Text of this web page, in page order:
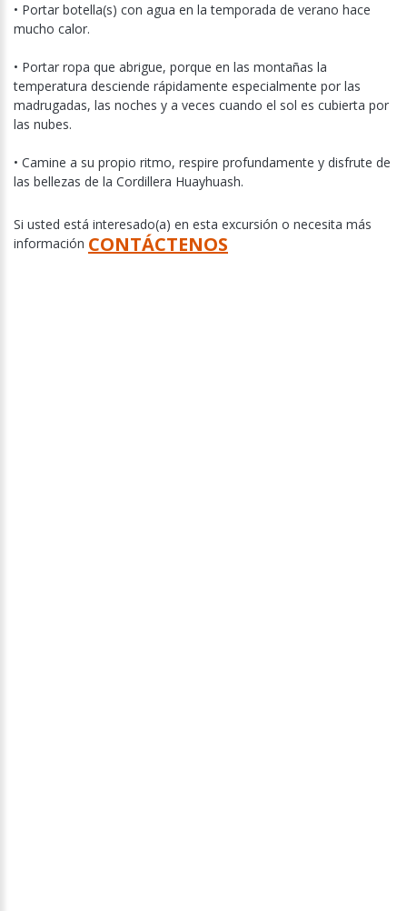
• Portar botella(s) con agua en la temporada de verano hace
mucho calor.
• Portar ropa que abrigue, porque en las montañas la
temperatura desciende rápidamente especialmente por las
madrugadas, las noches y a veces cuando el sol es cubierta por
las nubes.
• Camine a su propio ritmo, respire profundamente y disfrute de
las bellezas de la Cordillera Huayhuash.
Si usted está interesado(a) en esta excursión o necesita más
información CONTÁCTENOS